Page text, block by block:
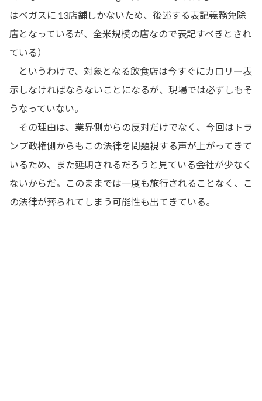
はベガスに 13店舗しかないため、後述する表記義務免除
店となっているが、全米規模の店なので表記すべきとされ
ている）
というわけで、対象となる飲食店は今すぐにカロリー表
示しなければならないことになるが、現場では必ずしもそ
うなっていない。
その理由は、業界側からの反対だけでなく、今回はトラ
ンプ政権側からもこの法律を問題視する声が上がってきて
いるため、また延期されるだろうと見ている会社が少なく
ないからだ。このままでは一度も施行されることなく、こ
の法律が葬られてしまう可能性も出てきている。